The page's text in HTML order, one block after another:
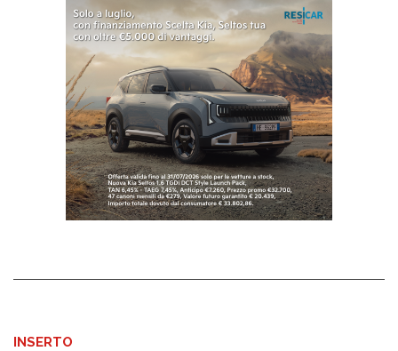
INSERTO